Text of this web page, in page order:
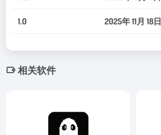
1.0 2025年 11月 18日
相关软件